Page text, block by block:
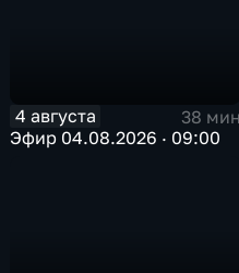
4 августа
38 мин
Эфир 04.08.2026 · 09:00